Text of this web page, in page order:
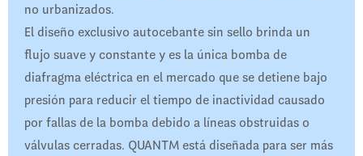
no urbanizados.
El diseño exclusivo autocebante sin sello brinda un
flujo suave y constante y es la única bomba de
diafragma eléctrica en el mercado que se detiene bajo
presión para reducir el tiempo de inactividad causado
por fallas de la bomba debido a líneas obstruidas o
válvulas cerradas. QUANTM está diseñada para ser más